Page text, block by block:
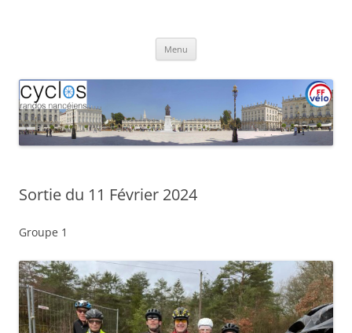
Menu
Sortie du 11 Février 2024
Groupe 1